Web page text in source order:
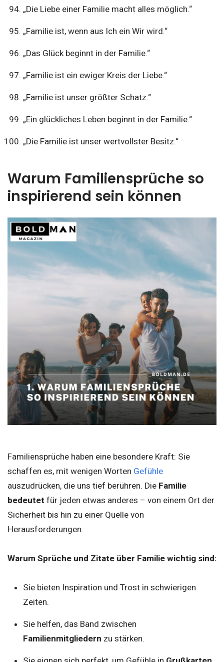
„Die Liebe einer Familie macht alles möglich.“
„Familie ist, wenn aus Ich ein Wir wird.“
„Das Glück beginnt in der Familie.“
„Familie ist ein ewiger Kreis der Liebe.“
„Familie ist unser größter Schatz.“
„Ein glückliches Leben beginnt in der Familie.“
„Die Familie ist unser wertvollster Besitz.“
Warum Familiensprüche so
inspirierend sein können
Familiensprüche haben eine besondere Kraft: Sie
schaffen es, mit wenigen Worten Gefühle
auszudrücken, die uns tief berühren. Die Familie
bedeutet für jeden etwas anderes – von einem Ort der
Sicherheit bis hin zu einer Quelle von
Herausforderungen.
Warum Sprüche und Zitate über Familie wichtig sind:
Sie bieten Inspiration und Trost in schwierigen
Zeiten.
Sie helfen, das Band zwischen
Familienmitgliedern zu stärken.